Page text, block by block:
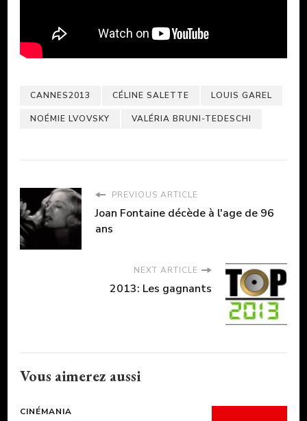
CANNES2013 CÉLINE SALETTE LOUIS GAREL
NOÉMIE LVOVSKY VALÉRIA BRUNI-TEDESCHI
PREVIOUS ARTICLE
Joan Fontaine décède à l'age de 96
ans
NEXT ARTICLE
2013: Les gagnants
Vous aimerez aussi
CINÉMANIA